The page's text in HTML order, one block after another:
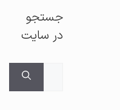
جستجو
در سایت